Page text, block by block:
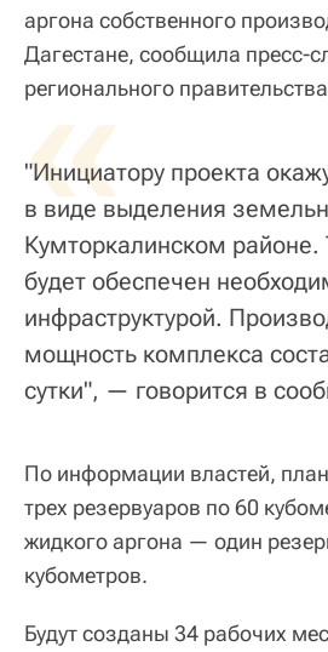
аргона собственного
Дагестане, сообщила пресс-
регионального
«
"Инициатору проекта
в виде выделения
Кумторкалинском районе.
будет обеспечен
инфраструктурой.
мощность комплекса
сутки", — говорится в
По информации властей,
трех резервуаров по 60
жидкого аргона — один
кубометров.
Будут созданы 34 рабочих